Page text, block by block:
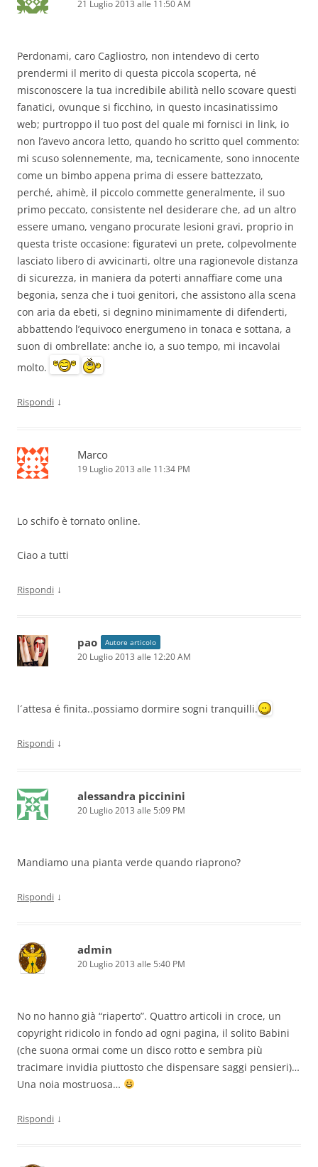
21 Luglio 2013 alle 11:50 AM
Perdonami, caro Cagliostro, non intendevo di certo
prendermi il merito di questa piccola scoperta, né
misconoscere la tua incredibile abilità nello scovare questi
fanatici, ovunque si ficchino, in questo incasinatissimo
web; purtroppo il tuo post del quale mi fornisci in link, io
non l’avevo ancora letto, quando ho scritto quel commento:
mi scuso solennemente, ma, tecnicamente, sono innocente
come un bimbo appena prima di essere battezzato,
perché, ahimè, il piccolo commette generalmente, il suo
primo peccato, consistente nel desiderare che, ad un altro
essere umano, vengano procurate lesioni gravi, proprio in
questa triste occasione: figuratevi un prete, colpevolmente
lasciato libero di avvicinarti, oltre una ragionevole distanza
di sicurezza, in maniera da poterti annaffiare come una
begonia, senza che i tuoi genitori, che assistono alla scena
con aria da ebeti, si degnino minimamente di difenderti,
abbattendo l’equivoco energumeno in tonaca e sottana, a
suon di ombrellate: anche io, a suo tempo, mi incavolai
molto.
Rispondi ↓
Marco
19 Luglio 2013 alle 11:34 PM
Lo schifo è tornato online.
Ciao a tutti
Rispondi ↓
pao Autore articolo
20 Luglio 2013 alle 12:20 AM
l´attesa é finita..possiamo dormire sogni tranquilli.
Rispondi ↓
alessandra piccinini
20 Luglio 2013 alle 5:09 PM
Mandiamo una pianta verde quando riaprono?
Rispondi ↓
admin
20 Luglio 2013 alle 5:40 PM
No no hanno già “riaperto”. Quattro articoli in croce, un
copyright ridicolo in fondo ad ogni pagina, il solito Babini
(che suona ormai come un disco rotto e sembra più
tracimare invidia piuttosto che dispensare saggi pensieri)…
Una noia mostruosa…
Rispondi ↓